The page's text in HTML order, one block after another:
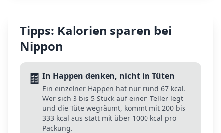
Tipps: Kalorien sparen bei
Nippon
🍫 In Happen denken, nicht in Tüten
Ein einzelner Happen hat nur rund 67 kcal.
Wer sich 3 bis 5 Stück auf einen Teller legt
und die Tüte wegräumt, kommt mit 200 bis
333 kcal aus statt mit über 1000 kcal pro
Packung.